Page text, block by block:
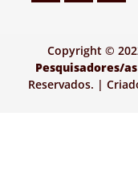
Copyright ©
Pesquisadores/
Reservados. |